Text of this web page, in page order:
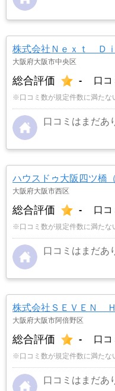
株式会社Ｎｅｘｔ Ｄ
大阪府大阪市中央区
総合評価 - 口コ
※口コミ数が規定件数に満たな
口コミはまだあ
ハウスドゥ大阪四ツ橋
大阪府大阪市西区
総合評価 - 口コ
※口コミ数が規定件数に満たな
口コミはまだあ
株式会社ＳＥＶＥＮ
大阪府大阪市阿倍野区
総合評価 - 口コ
※口コミ数が規定件数に満たな
口コミはまだあ